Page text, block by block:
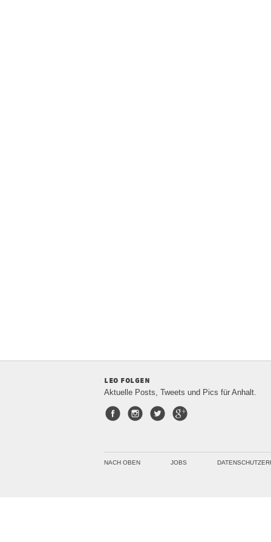
leo folgen
Aktuelle Posts, Tweets und Pics für Anhalt.
FacebookInstagram
Twitter
NACH OBEN JOBS